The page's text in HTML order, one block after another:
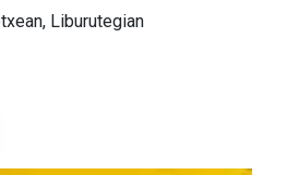
Liburutegian